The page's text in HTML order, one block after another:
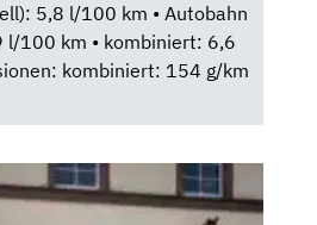
5,8 l/100 km • Autobahn
l/100 km • kombiniert: 6,6
kombiniert: 154 g/km